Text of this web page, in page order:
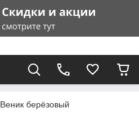
Веник берёзовый